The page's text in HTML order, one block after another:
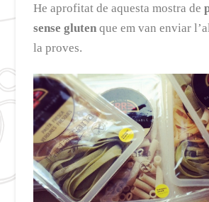
He aprofitat de aquesta mostra de
sense gluten que em van enviar
la proves.